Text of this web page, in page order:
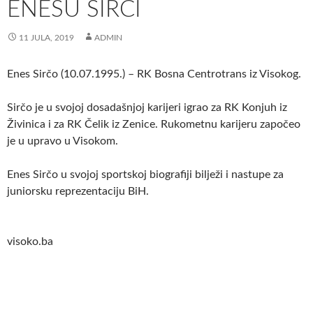
ENESU SIRČI
11 JULA, 2019 ADMIN
Enes Sirčo (10.07.1995.) – RK Bosna Centrotrans iz Visokog.
Sirčo je u svojoj dosadašnjoj karijeri igrao za RK Konjuh iz
Živinica i za RK Čelik iz Zenice. Rukometnu karijeru započeo
je u upravo u Visokom.
Enes Sirčo u svojoj sportskoj biografiji bilježi i nastupe za
juniorsku reprezentaciju BiH.
visoko.ba